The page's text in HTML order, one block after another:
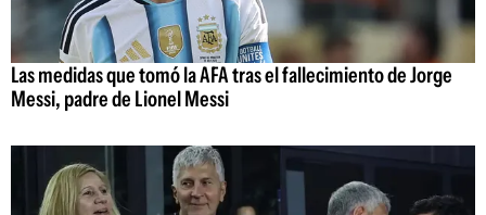
Las medidas que tomó la AFA tras el fallecimiento de Jorge
Messi, padre de Lionel Messi